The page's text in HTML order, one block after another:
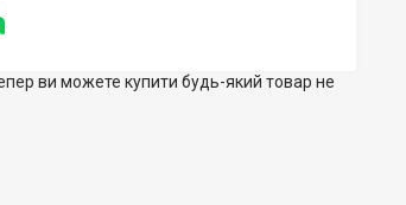
ви можете купити будь-який товар не